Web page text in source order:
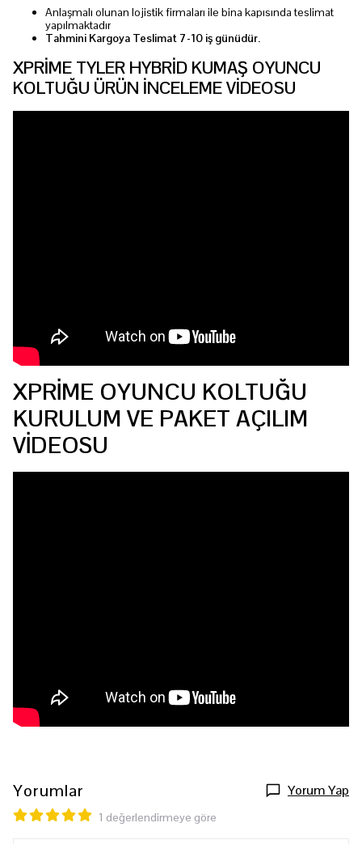
Anlaşmalı olunan lojistik firmaları ile bina kapısında teslimat
yapılmaktadır
Tahmini Kargoya Teslimat 7-10 iş günüdür.
XPRİME TYLER HYBRİD KUMAŞ OYUNCU
KOLTUĞU ÜRÜN İNCELEME VİDEOSU
XPRİME OYUNCU KOLTUĞU
KURULUM VE PAKET AÇILIM
VİDEOSU
Yorumlar Yorum Yap
1 değerlendirmeye göre